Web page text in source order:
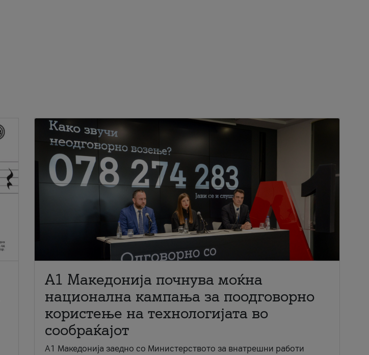
A1 Македонија почнува моќна
национална кампања за поодговорно
користење на технологијата во
сообраќајот
A1 Македонија заедно со Министерството за внатрешни работи